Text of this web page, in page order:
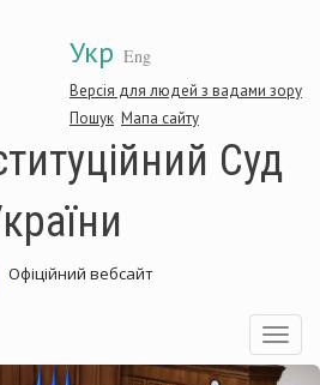
Укр Eng
Версія для людей з вадами зору
Пошук Мапа сайту
Суд
Офіційний вебсайт
Toggle